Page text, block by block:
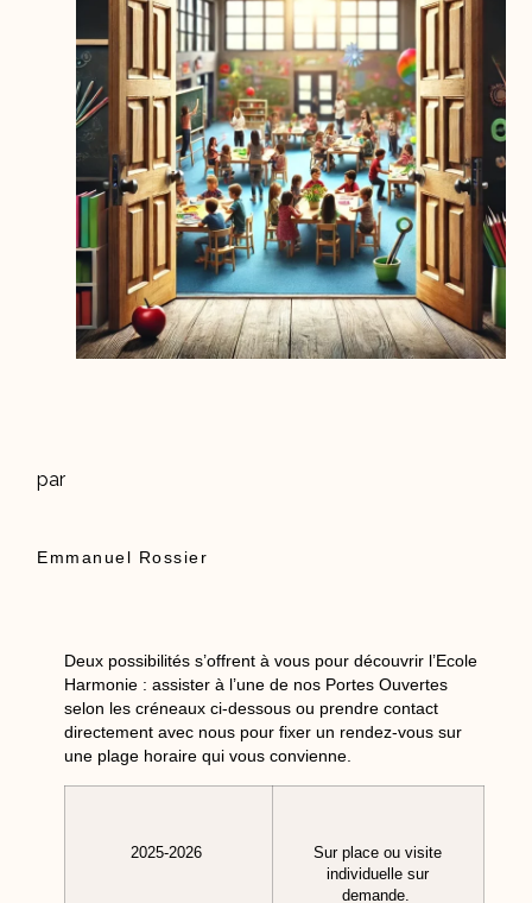
par
Emmanuel Rossier
Deux possibilités s’offrent à vous pour découvrir l’Ecole
Harmonie : assister à l’une de nos Portes Ouvertes
selon les créneaux ci-dessous ou prendre contact
directement avec nous pour fixer un rendez-vous sur
une plage horaire qui vous convienne.
2025-2026
Sur place ou visite
individuellesur
demande.